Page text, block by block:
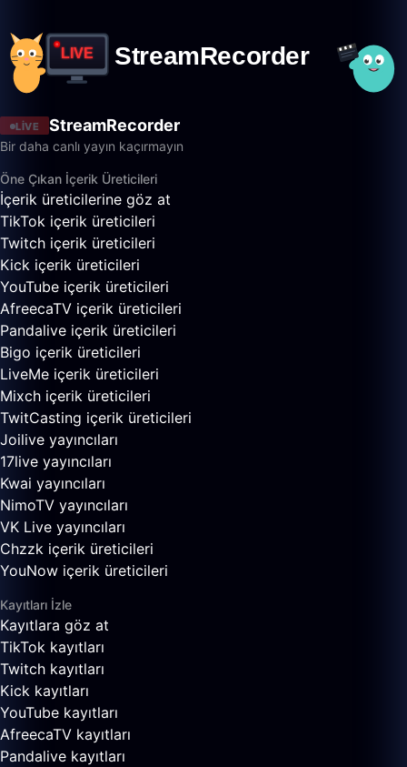
LIVE StreamRecorder
Bir daha canlı yayın kaçırmayın
Öne Çıkan İçerik Üreticileri
İçerik üreticilerine göz at
TikTok içerik üreticileri
Twitch içerik üreticileri
Kick içerik üreticileri
YouTube içerik üreticileri
AfreecaTV içerik üreticileri
Pandalive içerik üreticileri
Bigo içerik üreticileri
LiveMe içerik üreticileri
Mixch içerik üreticileri
TwitCasting içerik üreticileri
Joilive yayıncıları
17live yayıncıları
Kwai yayıncıları
NimoTV yayıncıları
VK Live yayıncıları
Chzzk içerik üreticileri
YouNow içerik üreticileri
Kayıtları İzle
Kayıtlara göz at
TikTok kayıtları
Twitch kayıtları
Kick kayıtları
YouTube kayıtları
AfreecaTV kayıtları
Pandalive kayıtları